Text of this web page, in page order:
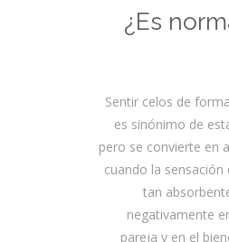
¿Es
Sentir celos de
es sinónimo de
pero se convierte en
cuando la sensación
tan
negativamente
pareja y en el